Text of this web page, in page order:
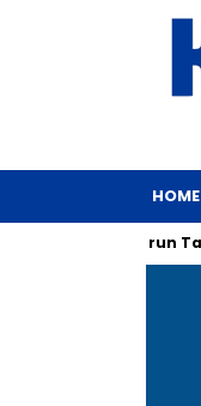
HOME
KPK Turun Tangan